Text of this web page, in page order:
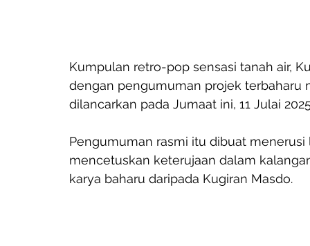
Kumpulan retro-pop sensasi tanah air,
dengan pengumuman projek terbaharu
dilancarkan pada Jumaat ini, 11 Julai
Pengumuman rasmi itu dibuat
mencetuskan keterujaan dalam
karya baharu daripada Kugiran Masdo.